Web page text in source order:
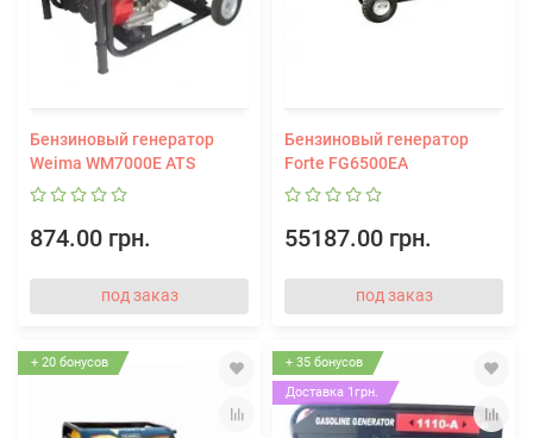
Бензиновый генератор
Weima WM7000E ATS
874.00 грн.
под заказ
Бензиновый генератор
Forte FG6500EA
55187.00 грн.
под заказ
+ 20 бонусов
+ 35 бонусов
Доставка 1грн.